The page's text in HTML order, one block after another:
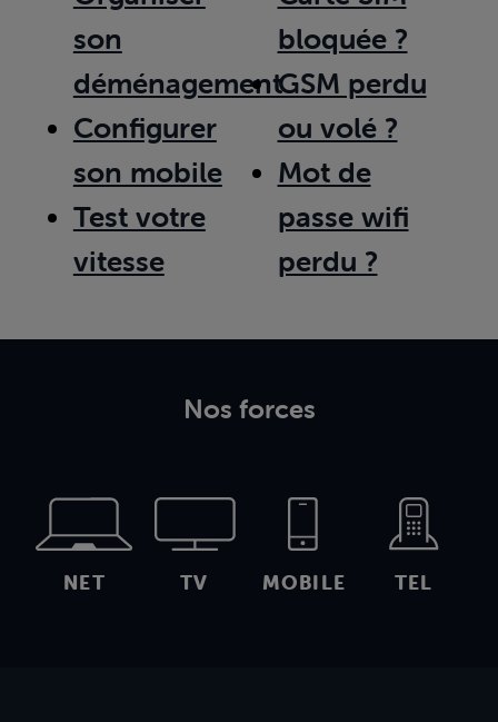
son
déménagement
Configurer
son mobile
Test votre
vitesse
bloquée ?
GSM perdu
ou volé ?
Mot de
passe wifi
perdu ?
Nos forces
NET TV MOBILE TEL